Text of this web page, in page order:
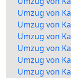
Umzug von
Umzug von
Umzug von
Umzug von
Umzug von
Umzug von